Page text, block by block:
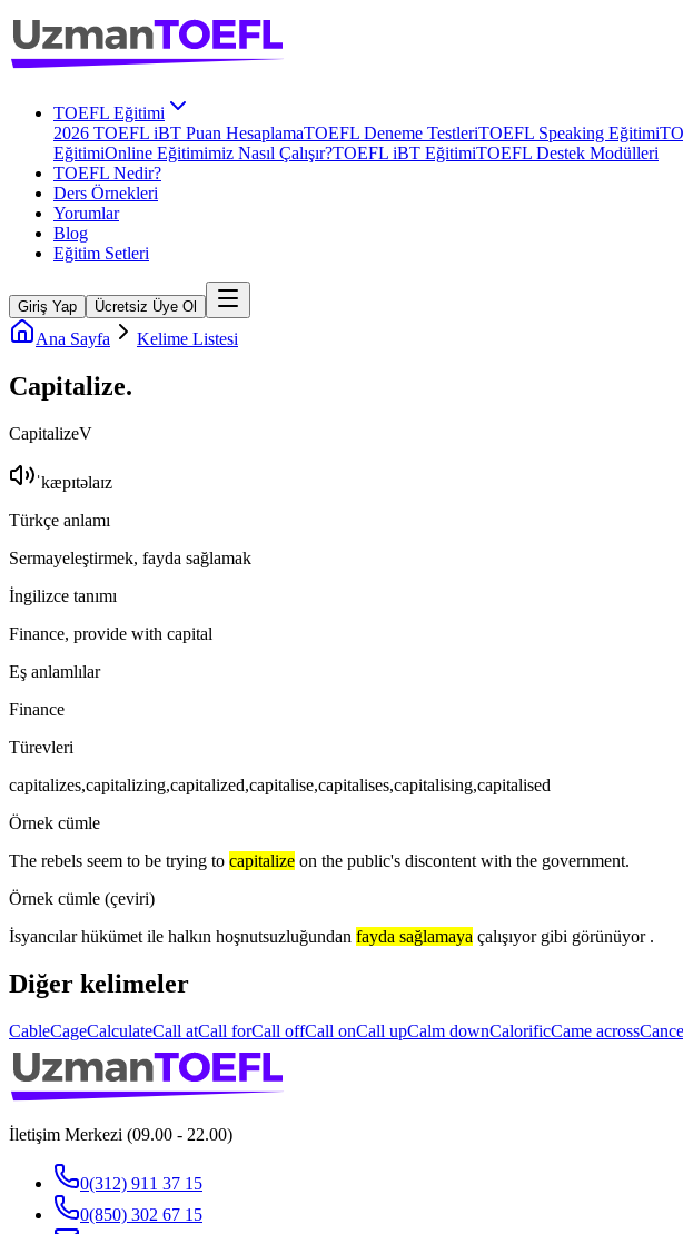
TOEFL Eğitimi
2026 TOEFL iBT Puan HesaplamaTOEFL Deneme TestleriTOEFL Speaking Eğitimi
EğitimiOnline Eğitimimiz Nasıl Çalışır?TOEFL iBT EğitimiTOEFL Destek Modülleri
TOEFL Nedir?
Ders Örnekleri
Yorumlar
Blog
Eğitim Setleri
Giriş Yap Ücretsiz Üye Ol
Ana Sayfa Kelime Listesi
Capitalize.
CapitalizeV
ˈkæpɪtəlaɪz
Türkçe anlamı
Sermayeleştirmek, fayda sağlamak
İngilizce tanımı
Finance, provide with capital
Eş anlamlılar
Finance
Türevleri
capitalizes,capitalizing,capitalized,capitalise,capitalises,capitalising,capitalised
Örnek cümle
The rebels seem to be trying to capitalize on the public's discontent with the government.
Örnek cümle (çeviri)
İsyancılar hükümet ile halkın hoşnutsuzluğundan fayda sağlamaya çalışıyor gibi görünüyor .
Diğer kelimeler
CableCageCalculateCall atCall forCall offCall onCall upCalm downCalorificCame across
İletişim Merkezi (09.00 - 22.00)
0(312) 911 37 15
0(850) 302 67 15